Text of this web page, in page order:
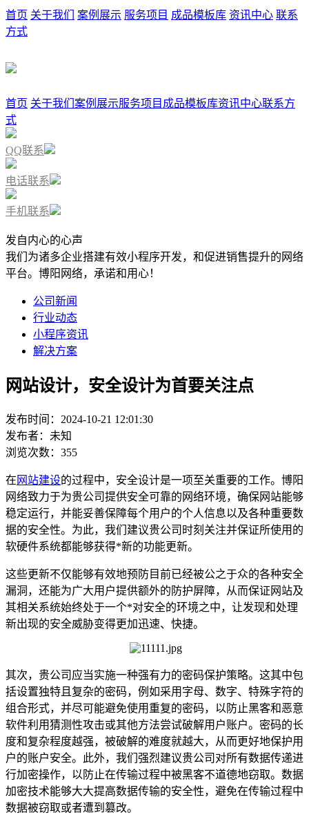
首页 关于我们 案例展示 服务项目 成品模板库 资讯中心 联系
方式
首页 关于我们 案例展示服务项目 成品模板库资讯中心联系方
式
QQ联系
电话联系
手机联系
发自内心的心声
我们为诸多企业搭建有效小程序开发，和促进销售提升的网络
平台。博阳网络，承诺和用心！
公司新闻
行业动态
小程序资讯
解决方案
网站设计，安全设计为首要关注点
发布时间：2024-10-21 12:01:30
发布者：未知
浏览次数：355
在 网站建设的过程中，安全设计是一项至关重要的工作。博阳
网络致力于为贵公司提供安全可靠的网络环境，确保网站能够
稳定运行，并能妥善保障每个用户的个人信息以及各种重要数
据的安全性。为此，我们建议贵公司时刻关注并保证所使用的
软硬件系统都能够获得*新的功能更新。
这些更新不仅能够有效地预防目前已经被公之于众的各种安全
漏洞，还能为广大用户提供额外的防护屏障，从而保证网站及
其相关系统始终处于一个*对安全的环境之中，让发现和处理
新出现的安全威胁变得更加迅速、快捷。
其次，贵公司应当实施一种强有力的密码保护策略。这其中包
括设置独特且复杂的密码，例如采用字母、数字、特殊字符的
组合形式，并尽可能避免使用重复的密码，以防止黑客和恶意
软件利用猜测性攻击或其他方法尝试破解用户账户。密码的长
度和复杂程度越强，被破解的难度就越大，从而更好地保护用
户的账户安全。此外，我们强烈建议贵公司对所有数据传递进
行加密操作，以防止在传输过程中被黑客不道德地窃取。数据
加密技术能够大大提高数据传输的安全性，避免在传输过程中
数据被窃取或者遭到篡改。